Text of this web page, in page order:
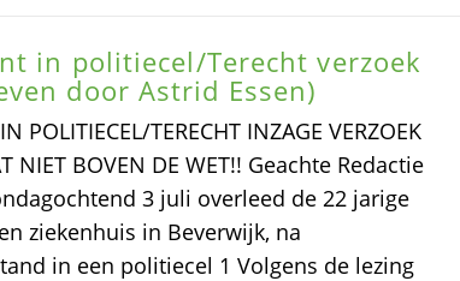
in politiecel/Terecht verzoek
door Astrid Essen)
POLITIECEL/TERECHT INZAGE VERZOEK
NIET BOVEN DE WET!! Geachte Redactie
3 juli overleed de 22 jarige
ziekenhuis in Beverwijk, na
in een politiecel 1 Volgens de lezing